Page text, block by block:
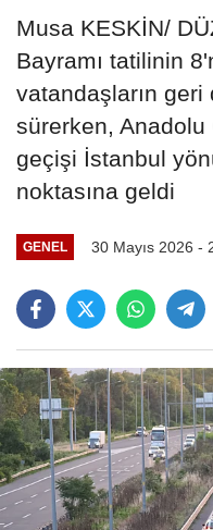
Musa KESKİN/
Bayramı tatilinin
vatandaşların
sürerken,
geçişi İstanbul
noktasına geldi
GENEL 30 Mayıs 2026 -